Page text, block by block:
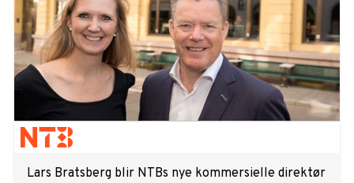
Lars Bratsberg blir NTBs nye kommersielle direktør